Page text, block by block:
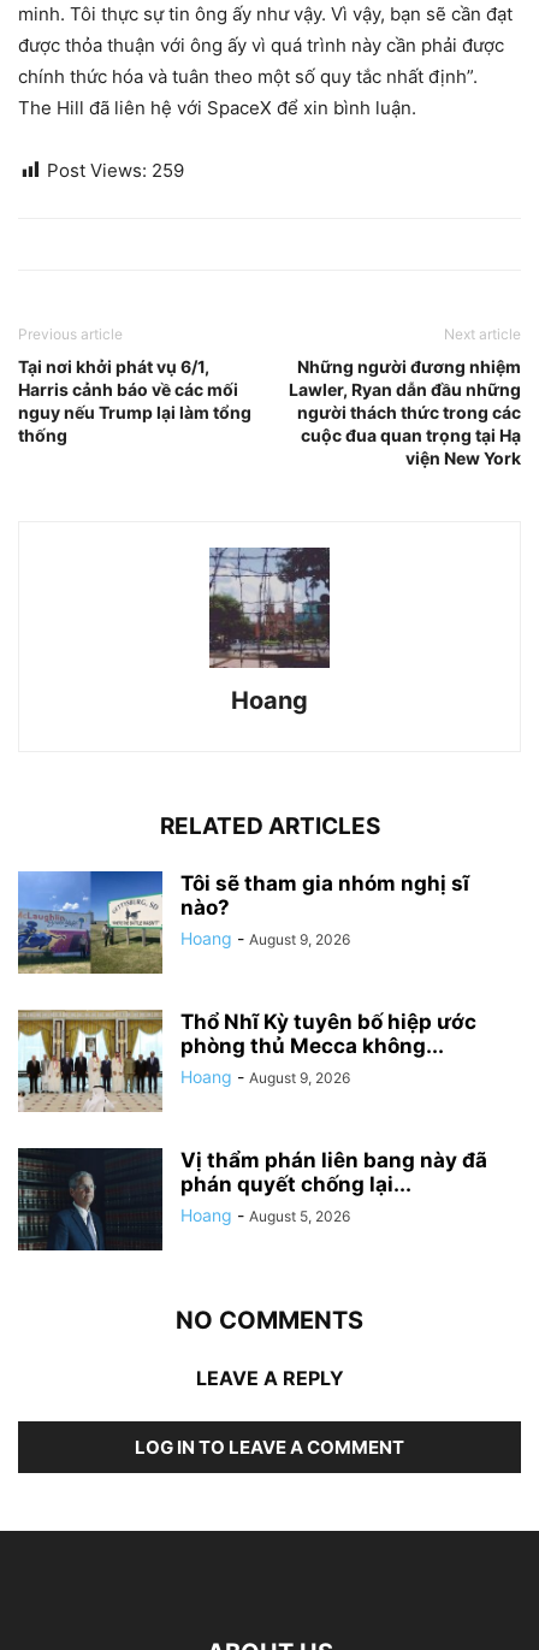
minh. Tôi thực sự tin ông ấy như vậy. Vì vậy, bạn sẽ cần đạt
được thỏa thuận với ông ấy vì quá trình này cần phải được
chính thức hóa và tuân theo một số quy tắc nhất định”.
The Hill đã liên hệ với SpaceX để xin bình luận.
Post Views: 259
Previous article
Tại nơi khởi phát vụ 6/1,
Harris cảnh báo về các mối
nguy nếu Trump lại làm tổng
thống
Next article
Những người đương nhiệm
Lawler, Ryan dẫn đầu những
người thách thức trong các
cuộc đua quan trọng tại Hạ
viện New York
Hoang
RELATED ARTICLES
Tôi sẽ tham gia nhóm nghị sĩ
nào?
Hoang - August 9, 2026
Thổ Nhĩ Kỳ tuyên bố hiệp ước
phòng thủ Mecca không...
Hoang - August 9, 2026
Vị thẩm phán liên bang này đã
phán quyết chống lại...
Hoang - August 5, 2026
NO COMMENTS
LEAVE A REPLY
LOG IN TO LEAVE A COMMENT